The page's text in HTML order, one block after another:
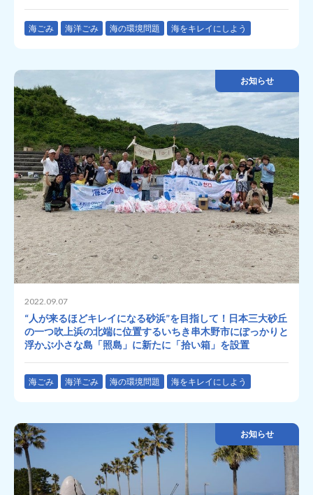
海ごみ 海洋ごみ 海の環境問題 海をキレイにしよう
お知らせ
2022.09.07
“人が来るほどキレイになる砂浜”を目指して！日本三大砂丘
の一つ吹上浜の北端に位置するいちき串木野市にぽっかりと
浮かぶ小さな島「照島」に新たに「拾い箱」を設置
海ごみ 海洋ごみ 海の環境問題 海をキレイにしよう
お知らせ